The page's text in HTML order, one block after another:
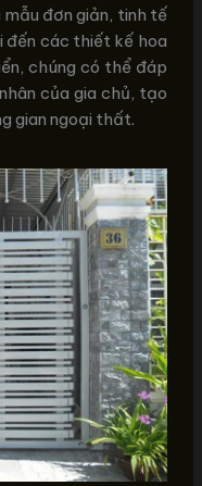
đơn giản, tinh tế
đến các thiết kế hoa
chúng có thể đáp
của gia chủ, tạo
gian ngoại thất.